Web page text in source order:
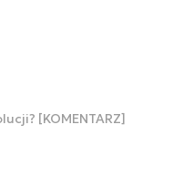
[KOMENTARZ]